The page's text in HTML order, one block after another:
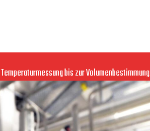
bis zur Volumenbestimmung